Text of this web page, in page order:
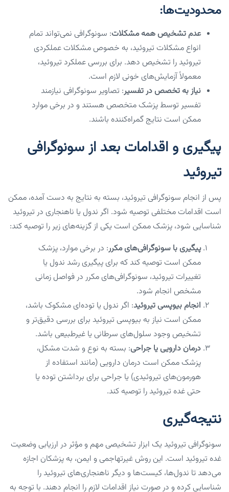
محدودیت‌ها:
عدم تشخیص همه مشکلات: سونوگرافی نمی‌تواند تمام
انواع مشکلات تیروئید، به خصوص مشکلات عملکردی
تیروئید را تشخیص دهد. برای بررسی عملکرد تیروئید،
معمولاً آزمایش‌های خونی لازم است.
نیاز به تخصص در تفسیر: تصاویر سونوگرافی نیازمند
تفسیر توسط پزشک متخصص هستند و در برخی موارد
ممکن است نتایج گمراه‌کننده باشند.
پیگیری و اقدامات بعد از سونوگرافی
تیروئید
پس از انجام سونوگرافی تیروئید، بسته به نتایج به دست آمده، ممکن
است اقدامات مختلفی توصیه شود. اگر ندول یا ناهنجاری در تیروئید
شناسایی شود، پزشک ممکن است یکی از گزینه‌های زیر را توصیه کند:
پیگیری با سونوگرافی‌های مکرر: در برخی موارد، پزشک
ممکن است توصیه کند که برای پیگیری رشد ندول یا
تغییرات تیروئید، سونوگرافی‌های مکرر در فواصل زمانی
مشخص انجام شود.
انجام بیوپسی تیروئید: اگر ندول یا توده‌ای مشکوک باشد،
ممکن است نیاز به بیوپسی تیروئید برای بررسی دقیق‌تر و
تشخیص وجود سلول‌های سرطانی یا غیرطبیعی باشد.
درمان دارویی یا جراحی: بسته به نوع و شدت مشکل،
پزشک ممکن است درمان دارویی (مانند استفاده از
هورمون‌های تیروئیدی) یا جراحی برای برداشتن توده یا
حتی غده تیروئید را توصیه کند.
نتیجه‌گیری
سونوگرافی تیروئید یک ابزار تشخیصی مهم و مؤثر در ارزیابی وضعیت
غده تیروئید است. این روش غیرتهاجمی و ایمن، به پزشکان اجازه
می‌دهد تا ندول‌ها، کیست‌ها و دیگر ناهنجاری‌های تیروئید را
شناسایی کرده و در صورت نیاز اقدامات لازم را انجام دهند. با توجه به